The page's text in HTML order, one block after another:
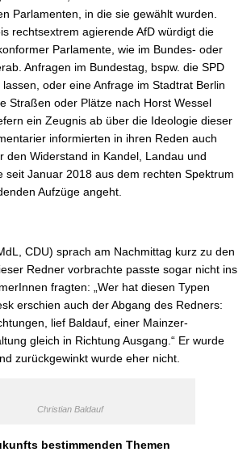
Parlamenten, in die sie gewählt wurden.
rechtsextrem agierende AfD würdigt die
Parlamente, wie im Bundes- oder
Anfragen im Bundestag, bspw. die SPD
oder eine Anfrage im Stadtrat Berlin
Straßen oder Plätze nach Horst Wessel
ein Zeugnis ab über die Ideologie dieser
informierten in ihren Reden auch
den Widerstand in Kandel, Landau und
seit Januar 2018 aus dem rechten Spektrum
Aufzüge angeht.
CDU) sprach am Nachmittag kurz zu den
Redner vorbrachte passte sogar nicht ins
fragten: „Wer hat diesen Typen
erschien auch der Abgang des Redners:
lief Baldauf, einer Mainzer-
gleich in Richtung Ausgang.“ Er wurde
zurückgewinkt wurde eher nicht.
Christian Baldauf
bestimmenden Themen